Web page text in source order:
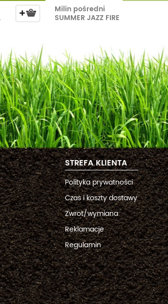
Milin pośredni
SUMMER JAZZ FIRE
STREFA KLIENTA
Polityka prywatności
Czas i koszty dostawy
Zwrot/wymiana
Reklamacje
Regulamin